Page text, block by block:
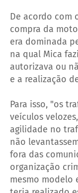
De acordo com
compra da
era dominada
na qual Mica
autorizava ou
e a realização
Para isso, "os
veículos
agilidade no
não
fora das
organização
mesmo modelo